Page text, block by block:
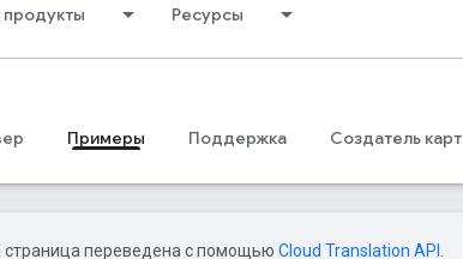
продукты Ресурсы
Примеры Поддержка Создатель карт
страница переведена с помощью Cloud Translation API